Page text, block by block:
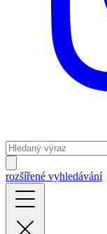
rozšířené vyhledávání